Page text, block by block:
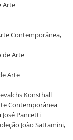
Arte
Contemporânea,
de Arte
Arte
Konsthall
Contemporânea
Pancetti
João Sattamini,